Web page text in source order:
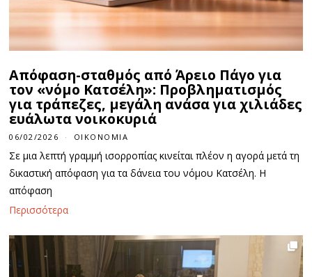
Απόφαση-σταθμός από Άρειο Πάγο για
τον «νόμο Κατσέλη»: Προβληματισμός
για τράπεζες, μεγάλη ανάσα για χιλιάδες
ευάλωτα νοικοκυριά
06/02/2026 ΟΙΚΟΝΟΜΊΑ
Σε μια λεπτή γραμμή ισορροπίας κινείται πλέον η αγορά μετά τη
δικαστική απόφαση για τα δάνεια του νόμου Κατσέλη. Η
απόφαση
Περισσότερα